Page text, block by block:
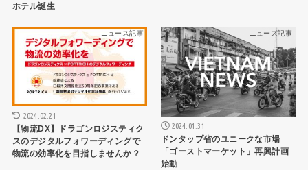
ホテル誕生
ニュース記事
2024.02.21
【物流DX】ドラゴンロジスティク
スのデジタルフォワーディングで
物流の効率化を目指しませんか？
ニュース記事
2024.01.31
ドンタップ省のユニークな市場
「ゴーストマーケット」再興計画
始動